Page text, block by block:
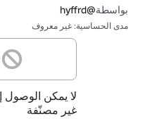
بواسطة@hyffrd
مدى الحساسية: غير معروف
لا يمكن الوصول
غير مصنّفة